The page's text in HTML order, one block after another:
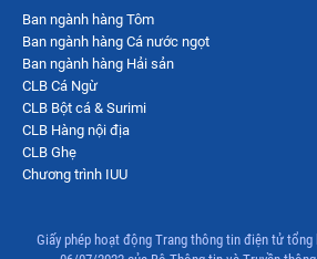
Ban ngành hàng Tôm
Ban ngành hàng Cá nước ngọt
Ban ngành hàng Hải sản
CLB Cá Ngừ
CLB Bột cá & Surimi
CLB Hàng nội địa
CLB Ghẹ
Chương trình IUU
Giấy phép hoạt động Trang thông tin điện tử tổng